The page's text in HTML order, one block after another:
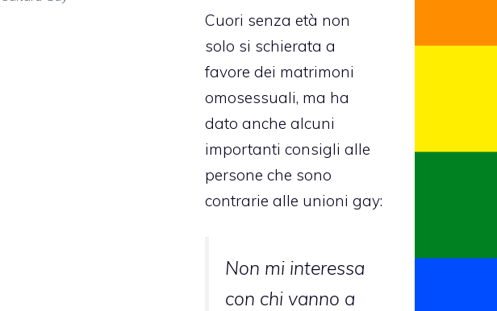
Cuori senza età non
solo si schierata a
favore dei matrimoni
omosessuali, ma ha
dato anche alcuni
importanti consigli alle
persone che sono
contrarie alle unioni gay:
Non mi interessa
con chi vanno a